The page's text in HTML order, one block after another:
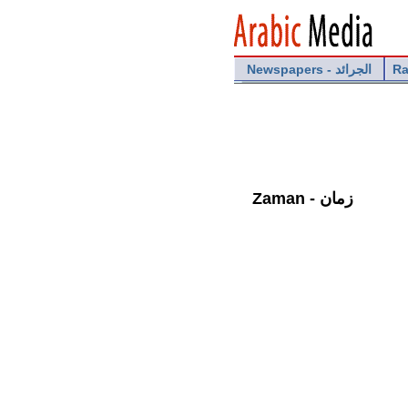
Newspapers - الجرائد
Zaman - زمان